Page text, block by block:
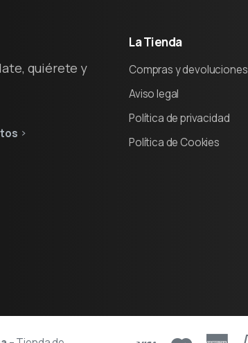
quiérete y
LaTienda
Compras y devoluciones
Aviso legal
Política de privacidad
Política de Cookies